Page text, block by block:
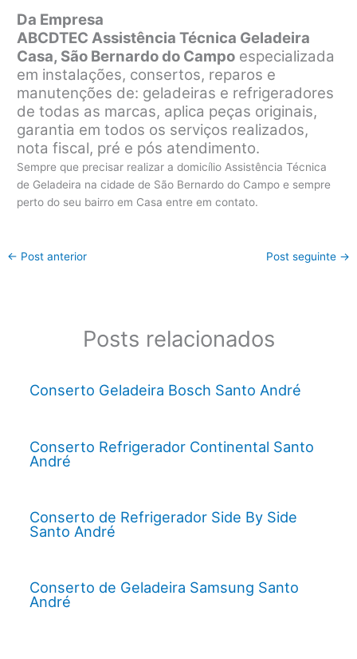
Da Empresa
ABCDTEC Assistência Técnica Geladeira
Casa, São Bernardo do Campo especializada
em instalações, consertos, reparos e
manutenções de: geladeiras e refrigeradores
de todas as marcas, aplica peças originais,
garantia em todos os serviços realizados,
nota fiscal, pré e pós atendimento.
Sempre que precisar realizar a domicílio Assistência Técnica
de Geladeira na cidade de São Bernardo do Campo e sempre
perto do seu bairro em Casa entre em contato.
← Post anterior Post seguinte →
Posts relacionados
Conserto Geladeira Bosch Santo André
Conserto Refrigerador Continental Santo
André
Conserto de Refrigerador Side By Side
Santo André
Conserto de Geladeira Samsung Santo
André